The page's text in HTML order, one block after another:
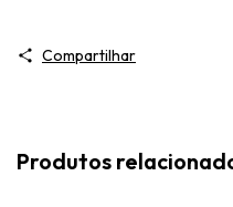
Compartilhar
Produtos